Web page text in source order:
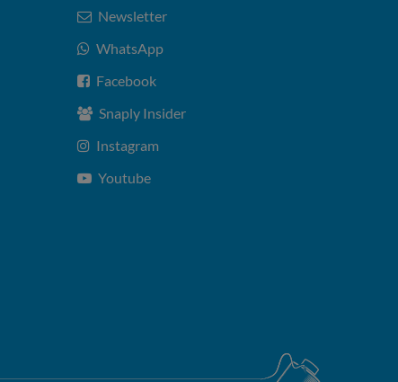
Newsletter
WhatsApp
Facebook
Snaply Insider
Instagram
Youtube